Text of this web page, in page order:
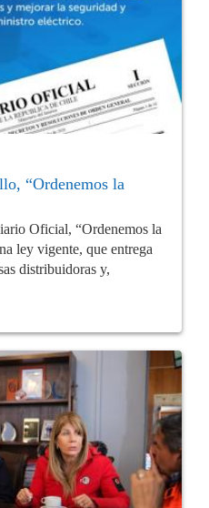
“Ordenemos la
Oficial, “Ordenemos la
ley vigente, que entrega
distribuidoras y,